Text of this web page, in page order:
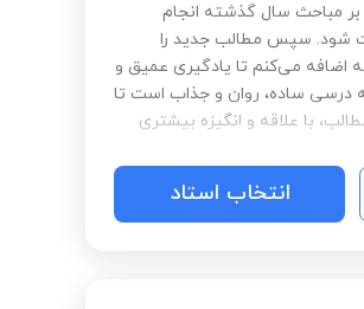
مباحث سال گذشته انجام
شود. سپس مطالب جدید را
اضافه می‌کنم تا یادگیری عمیق و
درسی ساده، روان و جذاب است تا
با علاقه و انگیزه بیشتری
انتخاب استاد